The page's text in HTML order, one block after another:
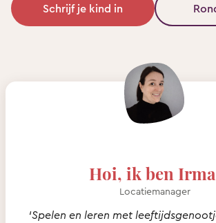
Schrijf je kind in
Hoi, ik ben
Locatiemanager
‘Spelen en leren met